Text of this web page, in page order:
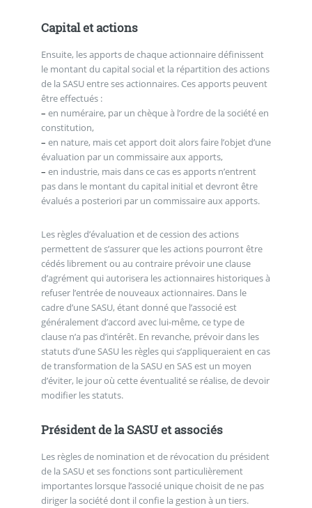
Capital et actions
Ensuite, les apports de chaque actionnaire définissent
le montant du capital social et la répartition des actions
de la SASU entre ses actionnaires. Ces apports peuvent
être effectués :
– en numéraire, par un chèque à l’ordre de la société en
constitution,
– en nature, mais cet apport doit alors faire l’objet d’une
évaluation par un commissaire aux apports,
– en industrie, mais dans ce cas es apports n’entrent
pas dans le montant du capital initial et devront être
évalués a posteriori par un commissaire aux apports.
Les règles d’évaluation et de cession des actions
permettent de s’assurer que les actions pourront être
cédés librement ou au contraire prévoir une clause
d’agrément qui autorisera les actionnaires historiques à
refuser l’entrée de nouveaux actionnaires. Dans le
cadre d’une SASU, étant donné que l’associé est
généralement d’accord avec lui-même, ce type de
clause n’a pas d’intérêt. En revanche, prévoir dans les
statuts d’une SASU les règles qui s’appliqueraient en cas
de transformation de la SASU en SAS est un moyen
d’éviter, le jour où cette éventualité se réalise, de devoir
modifier les statuts.
Président de la SASU et associés
Les règles de nomination et de révocation du président
de la SASU et ses fonctions sont particulièrement
importantes lorsque l’associé unique choisit de ne pas
diriger la société dont il confie la gestion à un tiers.